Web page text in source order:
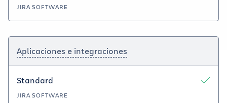
JIRA SOFTWARE
Aplicaciones e integraciones
Standard
JIRA SOFTWARE